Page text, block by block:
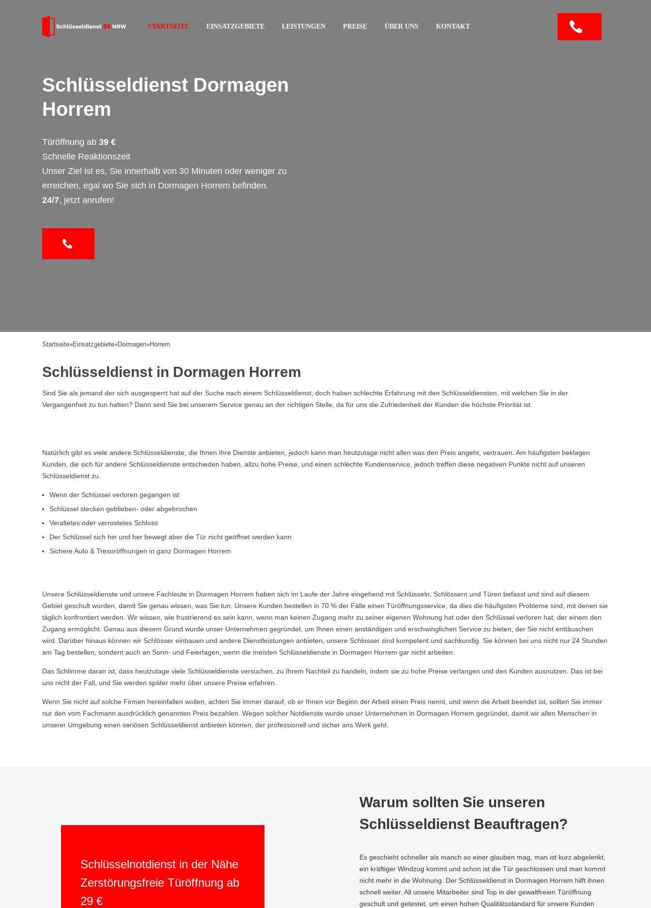
STARTSEITE EINSATZGEBIETE LEISTUNGEN PREISE ÜBER UNS KONTAKT
Schlüsseldienst Dormagen
Horrem
Türöffnung ab 39 €
Schnelle Reaktionszeit
Unser Ziel ist es, Sie innerhalb von 30 Minuten oder weniger zu
erreichen, egal wo Sie sich in Dormagen Horrem befinden.
24/7, jetzt anrufen!
Startseite»Einsatzgebiete»Dormagen»Horrem
Schlüsseldienst in Dormagen Horrem
Sind Sie als jemand der sich ausgesperrt hat auf der Suche nach einem Schlüsseldienst, doch haben schlechte Erfahrung mit den Schlüsseldiensten, mit welchen Sie in der
Vergangenheit zu tun hatten? Dann sind Sie bei unserem Service genau an der richtigen Stelle, da für uns die Zufriedenheit der Kunden die höchste Priorität ist.
Natürlich gibt es viele andere Schlüsseldienste, die Ihnen Ihre Dienste anbieten, jedoch kann man heutzutage nicht allen was den Preis angeht, vertrauen. Am häufigsten beklagen
Kunden, die sich für andere Schlüsseldienste entschieden haben, allzu hohe Preise, und einen schlechte Kundenservice, jedoch treffen diese negativen Punkte nicht auf unseren
Schlüsseldienst zu.
Wenn der Schlüssel verloren gegangen ist
Schlüssel stecken geblieben- oder abgebrochen
Veraltetes oder verrostetes Schloss
Der Schlüssel sich hin und her bewegt aber die Tür nicht geöffnet werden kann
Sichere Auto & Tresoröffnungen in ganz Dormagen Horrem
Unsere Schlüsseldienste und unsere Fachleute in Dormagen Horrem haben sich im Laufe der Jahre eingehend mit Schlüsseln, Schlössern und Türen befasst und sind auf diesem
Gebiet geschult worden, damit Sie genau wissen, was Sie tun. Unsere Kunden bestellen in 70 % der Fälle einen Türöffnungsservice, da dies die häufigsten Probleme sind, mit denen sie
täglich konfrontiert werden. Wir wissen, wie frustrierend es sein kann, wenn man keinen Zugang mehr zu seiner eigenen Wohnung hat oder den Schlüssel verloren hat, der einem den
Zugang ermöglicht. Genau aus diesem Grund wurde unser Unternehmen gegründet, um Ihnen einen anständigen und erschwinglichen Service zu bieten, der Sie nicht enttäuschen
wird. Darüber hinaus können wir Schlösser einbauen und andere Dienstleistungen anbieten, unsere Schlosser sind kompetent und sachkundig. Sie können bei uns nicht nur 24 Stunden
am Tag bestellen, sondern auch an Sonn- und Feiertagen, wenn die meisten Schlüsseldienste in Dormagen Horrem gar nicht arbeiten.
Das Schlimme daran ist, dass heutzutage viele Schlüsseldienste versuchen, zu Ihrem Nachteil zu handeln, indem sie zu hohe Preise verlangen und den Kunden ausnutzen. Das ist bei
uns nicht der Fall, und Sie werden später mehr über unsere Preise erfahren.
Wenn Sie nicht auf solche Firmen hereinfallen wollen, achten Sie immer darauf, ob er Ihnen vor Beginn der Arbeit einen Preis nennt, und wenn die Arbeit beendet ist, sollten Sie immer
nur den vom Fachmann ausdrücklich genannten Preis bezahlen. Wegen solcher Notdienste wurde unser Unternehmen in Dormagen Horrem gegründet, damit wir allen Menschen in
unserer Umgebung einen seriösen Schlüsseldienst anbieten können, der professionell und sicher ans Werk geht.
Schlüsselnotdienst in der Nähe
Zerstörungsfreie Türöffnung ab
29 €
Warum sollten Sie unseren
Schlüsseldienst Beauftragen?
Es geschieht schneller als manch so einer glauben mag, man ist kurz abgelenkt,
ein kräftiger Windzug kommt und schon ist die Tür geschlossen und man kommt
nicht mehr in die Wohnung. Der Schlüsseldienst in Dormagen Horrem hilft ihnen
schnell weiter. All unsere Mitarbeiter sind Top in der gewaltfreien Türöffnung
geschult und getestet, um einen hohen Qualitätsstandard für unsere Kunden